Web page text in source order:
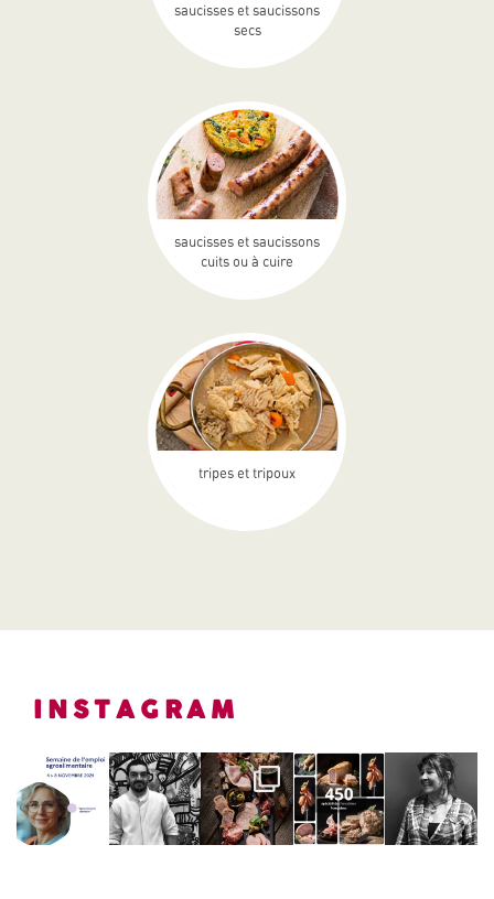
saucisses et saucissons
secs
saucisses et saucissons
cuits ou à cuire
tripes et tripoux
INSTAGRAM